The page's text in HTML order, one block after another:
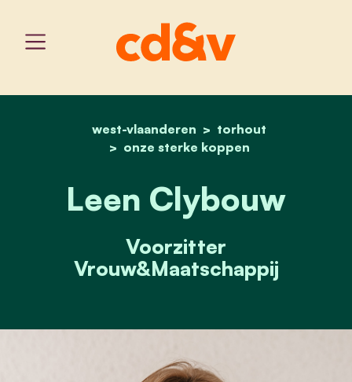
home
west-vlaanderen
torhout
onze sterke koppen
leen clybouw
Leen Clybouw
Voorzitter
Vrouw&Maatschappij